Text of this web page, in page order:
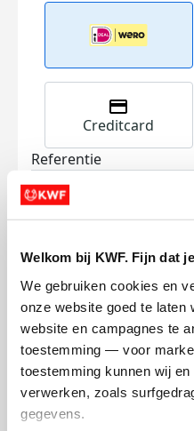
Welkom bij KWF. Fijn dat
We gebruiken cookies en
onze website goed te laten
website en campagnes te
toestemming — voor
toestemming kunnen wij
verwerken, zoals
gegevens.
Creditcard
Referentie
Ik wil bijdragen
en betaal €0.75 extra.